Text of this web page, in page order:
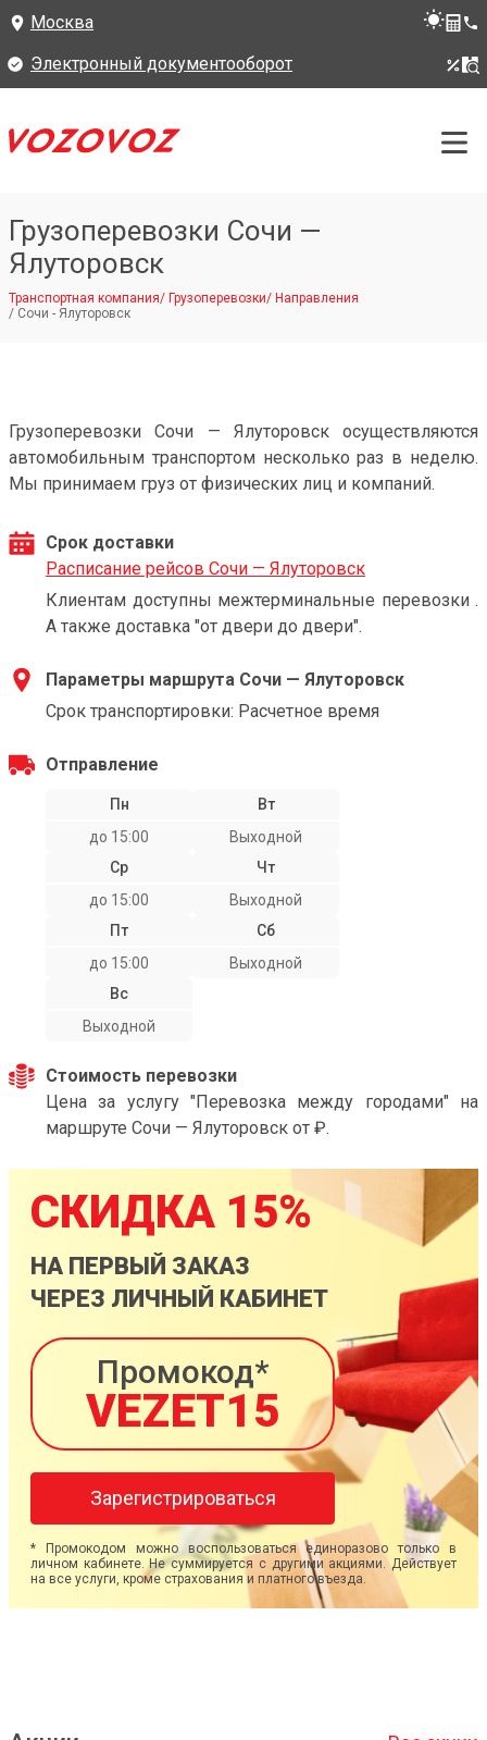
Москва
Электронный документооборот
Грузоперевозки Сочи —
Ялуторовск
Транспортная компания/ Грузоперевозки/ Направления
/ Сочи - Ялуторовск
Грузоперевозки Сочи — Ялуторовск осуществляются
автомобильным транспортом несколько раз в неделю.
Мы принимаем груз от физических лиц и компаний.
Срок доставки
Расписание рейсов Сочи — Ялуторовск
Клиентам доступны межтерминальные перевозки .
А также доставка "от двери до двери".
Параметры маршрута Сочи — Ялуторовск
Срок транспортировки: Расчетное время
Отправление
Пн
до 15:00
Вт
Выходной
Ср
до 15:00
Чт
Выходной
Пт
до 15:00
Сб
Выходной
Вс
Выходной
Стоимость перевозки
Цена за услугу "Перевозка между городами" на
маршруте Сочи — Ялуторовск от ₽.
СКИДКА 15%
НА ПЕРВЫЙ ЗАКАЗ
ЧЕРЕЗ ЛИЧНЫЙ КАБИНЕТ
Промокод*
VEZET15
Зарегистрироваться
* Промокодом можно воспользоваться единоразово только в
личном кабинете. Не суммируется с другими акциями. Действует
на все услуги, кроме страхования и платного въезда.